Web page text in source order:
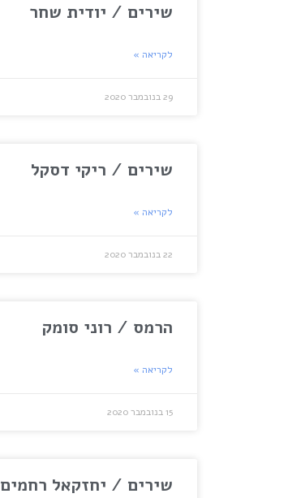
שירים / יודית שחר
לקריאה »
29 בנובמבר 2020
שירים / ריקי דסקל
לקריאה »
22 בנובמבר 2020
הרמס / רוני סומק
לקריאה »
15 בנובמבר 2020
שירים / יחזקאל רחמים